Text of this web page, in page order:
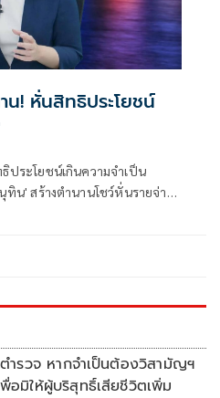
! หั่นสิทธิประโยชน์
ประโยชน์เกินความจำเป็น
น' สร้างตำนานโชว์หั่นรายจ่าย
ำรวจ หากจำเป็นต้องวิสามัญฯ
อมิให้ผู้บริสุทธิ์เสียชีวิตเพิ่ม